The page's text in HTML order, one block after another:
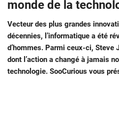
monde de la
Vecteur des plus grandes
décennies, l’informatique a été
d’hommes. Parmi ceux-ci, Steve
dont l’action a changé à jamais
technologie. SooCurious vous